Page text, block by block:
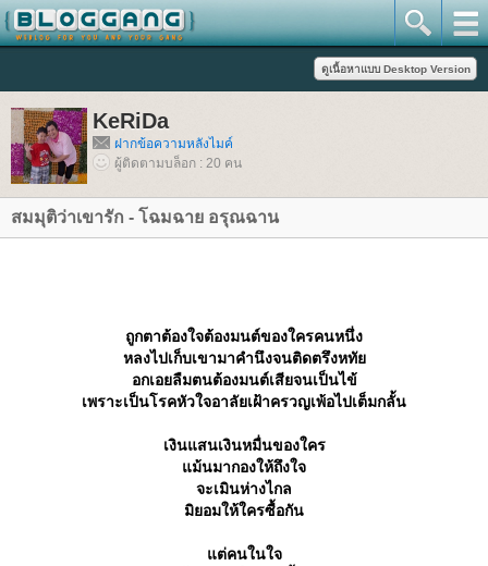
KeRiDa
ฝากข้อความหลังไมค์
ผู้ติดตามบล็อก : 20 คน
สมมุติว่าเขารัก - โฉมฉาย อรุณฉาน
ถูกตาต้องใจต้องมนต์ของใครคนหนึ่ง
หลงไปเก็บเขามาคำนึงจนติดตรึงหทั
อกเอยลืมตนต้องมนต์เสียจนเป็นไข้
เพราะเป็นโรคหัวใจอาลัยเฝ้าครวญเพ้อไปเต็มกลั้น
เงินแสนเงินหมื่นของใคร
ม้นมากองให้ถึงใจ
จะเมินห่างไกล
มิยอมให้ใครซื้อกัน
ต่คนในใจ